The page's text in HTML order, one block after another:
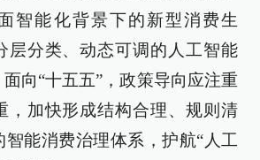
智能化背景下的新型消费生
层分类、动态可调的人工智能
向“十五五”，政策导向应注重
，加快形成结构合理、规则清
智能消费治理体系，护航“人工